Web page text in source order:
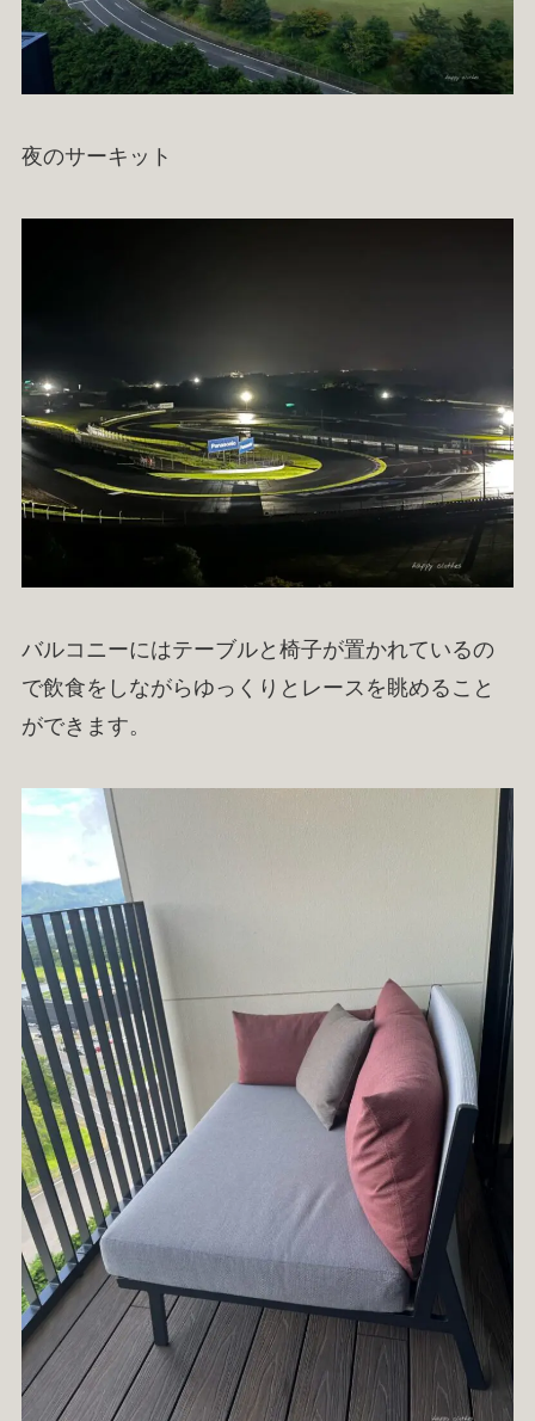
夜のサーキット
バルコニーにはテーブルと椅子が置かれているの
で飲食をしながらゆっくりとレースを眺めること
ができます。